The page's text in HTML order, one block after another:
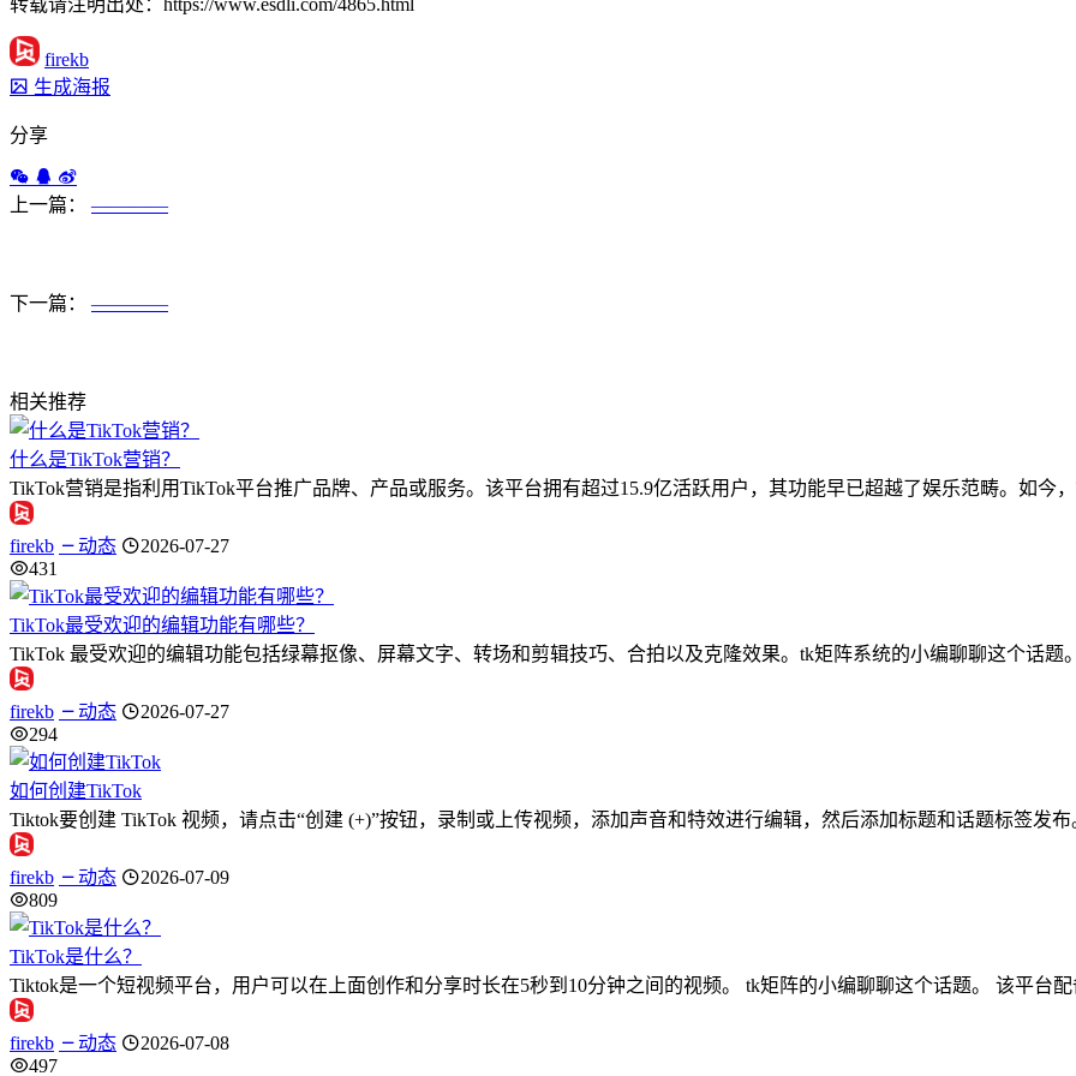
转载请注明出处：https://www.esdli.com/4865.html
firekb
生成海报
分享
上一篇： ————
下一篇： ————
相关推荐
什么是TikTok营销？
TikTok营销是指利用TikTok平台推广品牌、产品或服务。该平台拥有超过15.9亿活跃用户，其功能早已超越了娱乐范畴。如今
firekb 动态
2026-07-27
431
TikTok最受欢迎的编辑功能有哪些？
TikTok 最受欢迎的编辑功能包括绿幕抠像、屏幕文字、转场和剪辑技巧、合拍以及克隆效果。tk矩阵系统的小编聊聊这个话
firekb 动态
2026-07-27
294
如何创建TikTok
Tiktok要创建 TikTok 视频，请点击“创建 (+)”按钮，录制或上传视频，添加声音和特效进行编辑，然后添加标题和话题标签发
firekb 动态
2026-07-09
809
TikTok是什么？
Tiktok是一个短视频平台，用户可以在上面创作和分享时长在5秒到10分钟之间的视频。 tk矩阵的小编聊聊这个话题。 该平台
firekb 动态
2026-07-08
497